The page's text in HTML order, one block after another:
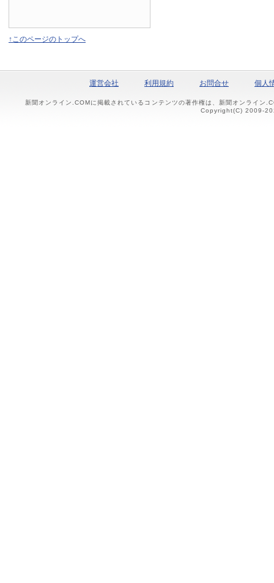
↑このページのトップへ
運営会社 利用規約 お問合せ 個人
新聞オンライン.COMに掲載されているコンテンツの著作権は、新聞オンライン
Copyright(C) 2009-